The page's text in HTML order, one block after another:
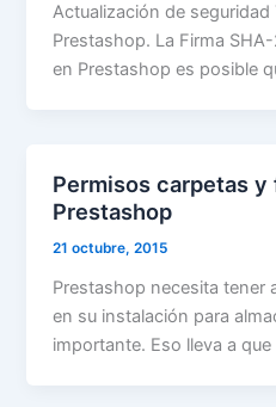
Actualización de seguridad
Prestashop. La Firma
en Prestashop es posible
Permisos carpetas
Prestashop
21 octubre, 2015
Prestashop necesita tener
en su instalación para
importante. Eso lleva a